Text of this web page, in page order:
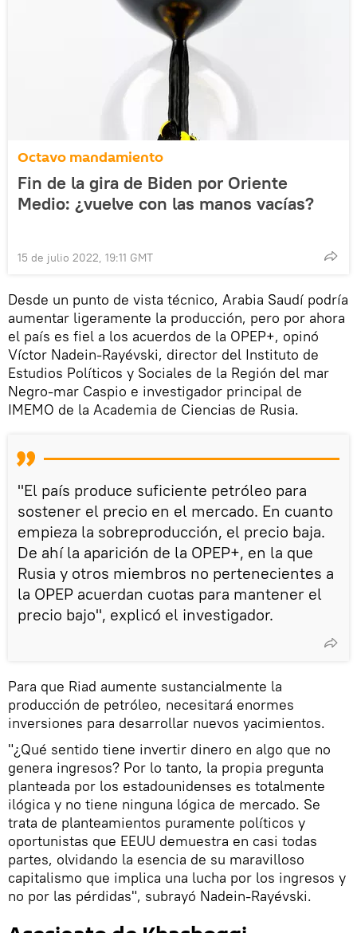
Octavo mandamiento
Fin de la gira de Biden por Oriente
Medio: ¿vuelve con las manos vacías?
15 de julio 2022, 19:11 GMT
Desde un punto de vista técnico, Arabia Saudí podría
aumentar ligeramente la producción, pero por ahora
el país es fiel a los acuerdos de la OPEP+, opinó
Víctor Nadein-Rayévski, director del Instituto de
Estudios Políticos y Sociales de la Región del mar
Negro-mar Caspio e investigador principal de
IMEMO de la Academia de Ciencias de Rusia.
"El país produce suficiente petróleo para
sostener el precio en el mercado. En cuanto
empieza la sobreproducción, el precio baja.
De ahí la aparición de la OPEP+, en la que
Rusia y otros miembros no pertenecientes a
la OPEP acuerdan cuotas para mantener el
precio bajo", explicó el investigador.
Para que Riad aumente sustancialmente la
producción de petróleo, necesitará enormes
inversiones para desarrollar nuevos yacimientos.
"¿Qué sentido tiene invertir dinero en algo que no
genera ingresos? Por lo tanto, la propia pregunta
planteada por los estadounidenses es totalmente
ilógica y no tiene ninguna lógica de mercado. Se
trata de planteamientos puramente políticos y
oportunistas que EEUU demuestra en casi todas
partes, olvidando la esencia de su maravilloso
capitalismo que implica una lucha por los ingresos y
no por las pérdidas", subrayó Nadein-Rayévski.